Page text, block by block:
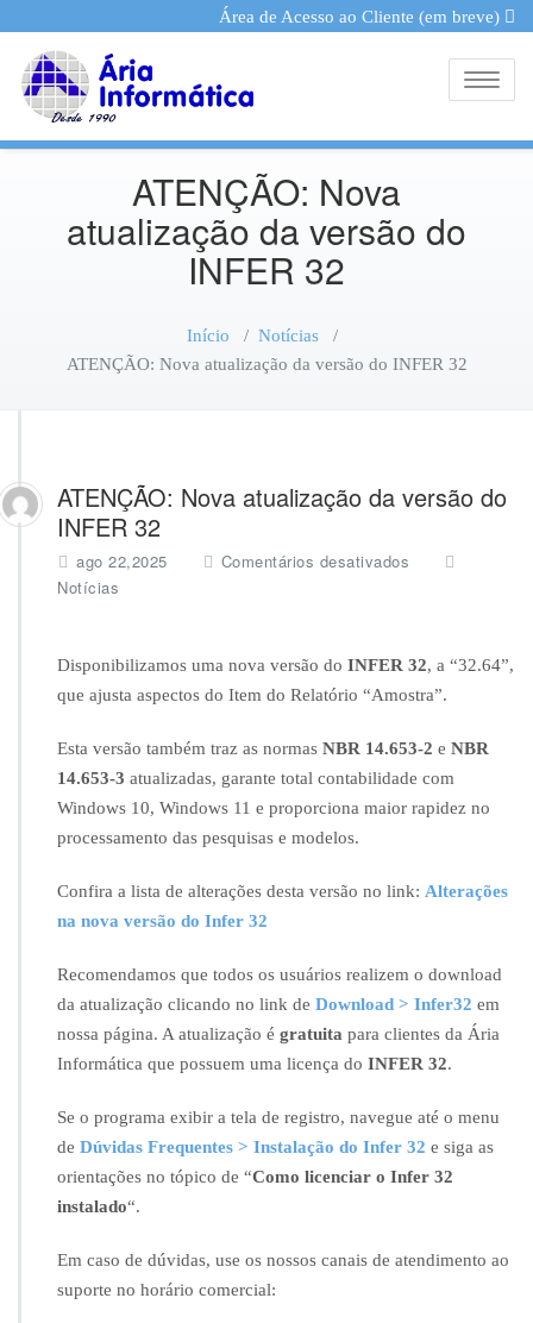
Área de Acesso ao Cliente (em breve)
ATENÇÃO: Nova
atualização da versão do
INFER 32
Início / Notícias/
ATENÇÃO: Nova atualização da versão do INFER 32
ATENÇÃO: Nova atualização da versão do
INFER 32
ago 22,2025 Comentários desativados
E
N
Ç
O:
N
v
t
i
z
a
ç
d
a
v
ã
Notícias
Disponibilizamos uma nova versão do INFER 32, a “32.64”,
que ajusta aspectos do Item do Relatório “Amostra”.
Esta versão também traz as normas NBR 14.653-2 e NBR
14.653-3 atualizadas, garante total contabilidade com
Windows 10, Windows 11 e proporciona maior rapidez no
processamento das pesquisas e modelos.
Confira a lista de alterações desta versão no link: Alterações
na nova versão do Infer 32
Recomendamos que todos os usuários realizem o download
da atualização clicando no link de Download > Infer32 em
nossa página. A atualização é gratuita para clientes da Ária
Informática que possuem uma licença do INFER 32.
Se o programa exibir a tela de registro, navegue até o menu
de Dúvidas Frequentes > Instalação do Infer 32 e siga as
orientações no tópico de “Como licenciar o Infer 32
instalado“.
Em caso de dúvidas, use os nossos canais de atendimento ao
suporte no horário comercial: